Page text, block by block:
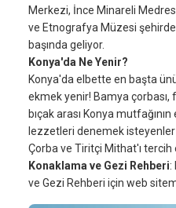
Merkezi, İnce Minareli
ve Etnografya Müzesi
başında geliyor.
Konya'da Ne Yenir?
Konya'da elbette en başta ünü
ekmek yenir! Bamya çorbası,
bıçak arası Konya
lezzetleri denemek isteyenler
Çorba ve Tiritçi Mithat'ı tercih
Konaklama ve Gezi Rehberi:
ve Gezi Rehberi için web